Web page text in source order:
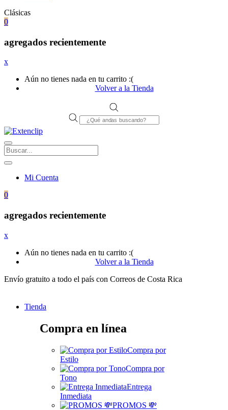
Clásicas
0
agregados recientemente
x
Aún no tienes nada en tu carrito :(
Volver a la Tienda
Products
search
Mi Cuenta
0
agregados recientemente
x
Aún no tienes nada en tu carrito :(
Volver a la Tienda
Envío gratuito a todo el país con Correos de Costa Rica
Tienda
Compra en línea
Compra por
Estilo
Compra por
Tono
Entrega
Inmediata
PROMOS 💸